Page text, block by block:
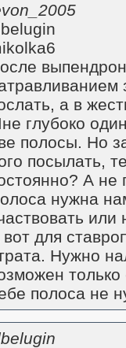
а в
глубоко
полосы. Но
посылать,
А не
нужна
или
для
Нужно
полоса не